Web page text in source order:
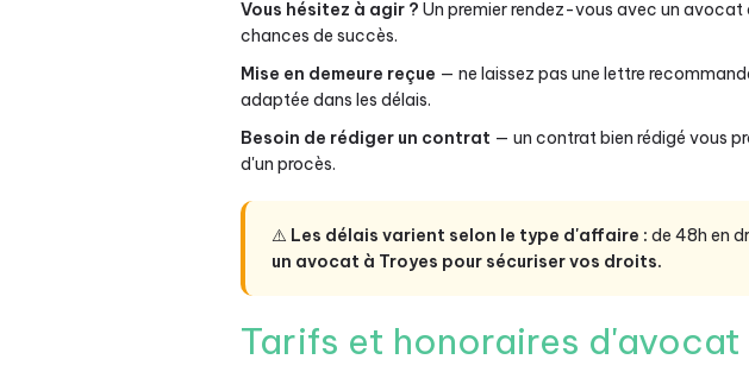
Vous hésitez à agir ? Un premier rendez-vous avec un avocat
chances de succès.
Mise en demeure reçue — ne laissez pas une lettre
adaptée dans les délais.
Besoin de rédiger un contrat — un contrat bien rédigé vous
d'un procès.
⚠️ Les délais varient selon le type d'affaire : de 48h en
un avocat à Troyes pour sécuriser vos droits.
Tarifs et honoraires d'avocat